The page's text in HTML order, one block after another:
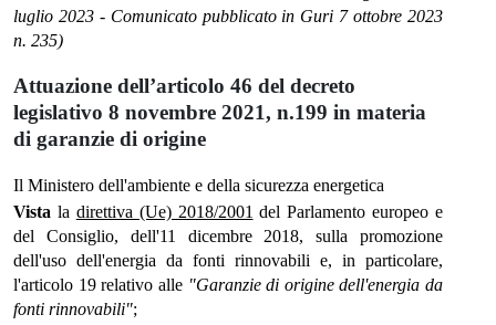
luglio 2023 - Comunicato pubblicato in Guri 7 ottobre 2023
n. 235)
Attuazione dell’articolo 46 del decreto
legislativo 8 novembre 2021, n.199 in materia
di garanzie di origine
Il Ministero dell'ambiente e della sicurezza energetica
Vista la direttiva (Ue) 2018/2001 del Parlamento europeo e
del Consiglio, dell'11 dicembre 2018, sulla promozione
dell'uso dell'energia da fonti rinnovabili e, in particolare,
l'articolo 19 relativo alle "Garanzie di origine dell'energia da
fonti rinnovabili";